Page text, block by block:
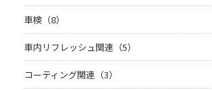
車検（8）
車内リフレッシュ関連（5）
コーティング関連（3）